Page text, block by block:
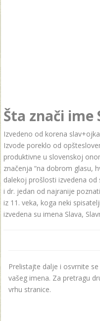
Šta znači ime
Izvedeno od korenа
Izvode poreklo od
produktivne u slovenskoj
značenja “na dobrom glasu,
dalekoj prošlosti izvedena
i dr. jedan od najranije
iz 11. veka, koga neki
izvedena su imena Slava,
Prelistajte dalje i osvrnite
vašeg imena. Za pretragu
vrhu stranice.